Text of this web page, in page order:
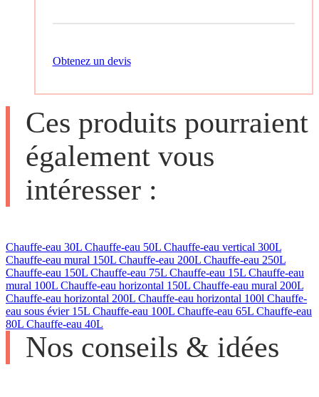
Obtenez un devis
Ces produits pourraient
également vous
intéresser :
Chauffe-eau 30L Chauffe-eau 50L Chauffe-eau vertical 300L
Chauffe-eau mural 150L Chauffe-eau 200L Chauffe-eau 250L
Chauffe-eau 150L Chauffe-eau 75L Chauffe-eau 15L Chauffe-eau
mural 100L Chauffe-eau horizontal 150L Chauffe-eau mural 200L
Chauffe-eau horizontal 200L Chauffe-eau horizontal 100l Chauffe-
eau sous évier 15L Chauffe-eau 100L Chauffe-eau 65L Chauffe-eau
80L Chauffe-eau 40L
Nos conseils & idées